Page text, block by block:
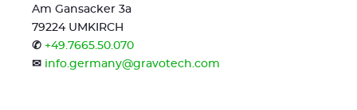
Am Gansacker 3a
79224 UMKIRCH
✆ +49.7665.50.070
✉ info.germany@gravotech.com